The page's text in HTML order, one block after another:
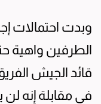
وبدت احتمالات
الطرفين واهية
قائد الجيش
في مقابلة إنه